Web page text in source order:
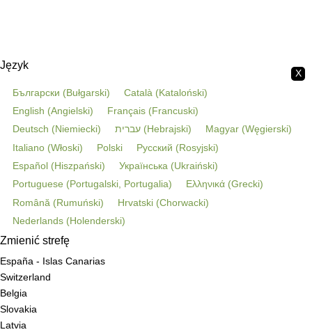
X
Język
Български (Bułgarski) Català (Kataloński)
English (Angielski) Français (Francuski)
Deutsch (Niemiecki) עברית (Hebrajski) Magyar (Węgierski)
Italiano (Włoski) Polski Русский (Rosyjski)
Español (Hiszpański) Українська (Ukraiński)
Portuguese (Portugalski, Portugalia) Ελληνικά (Grecki)
Română (Rumuński) Hrvatski (Chorwacki)
Nederlands (Holenderski)
Zmienić strefę
España - Islas Canarias
Switzerland
Belgia
Slovakia
Latvia